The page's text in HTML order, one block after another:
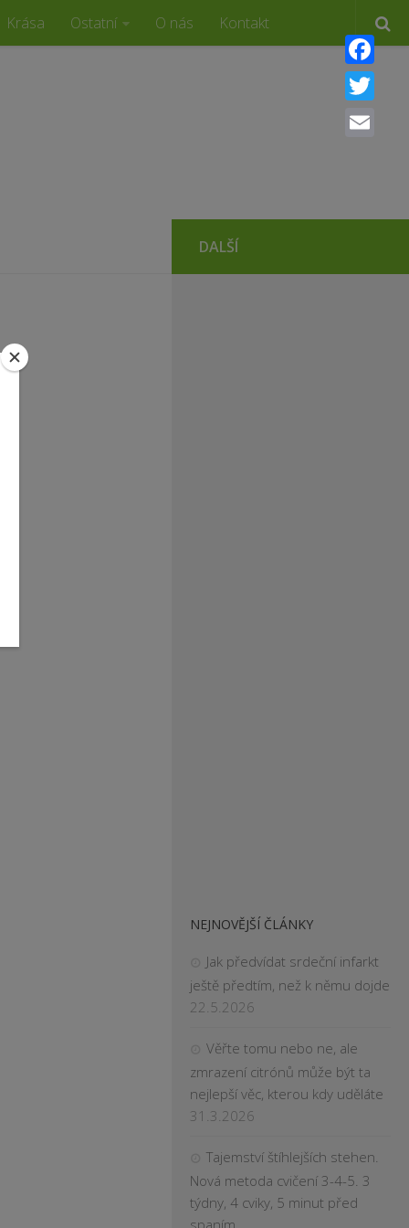
Krása Ostatní O nás Kontakt
DALŠÍ
NEJNOVĚJŠÍ ČLÁNKY
Jak předvídat srdeční infarkt
ještě předtím, než k němu dojde
22.5.2026
Věřte tomu nebo ne, ale
zmrazení citrónů může být ta
nejlepší věc, kterou kdy uděláte
31.3.2026
Tajemství štíhlejších stehen.
Nová metoda cvičení 3-4-5. 3
týdny, 4 cviky, 5 minut před
spaním.
Facebook
Twitter